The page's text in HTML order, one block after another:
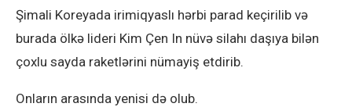
Şimali Koreyada irimiqyaslı hərbi parad keçirilib və
burada ölkə lideri Kim Çen In nüvə silahı daşıya bilən
çoxlu sayda raketlərini nümayiş etdirib.
Onların arasında yenisi də olub.